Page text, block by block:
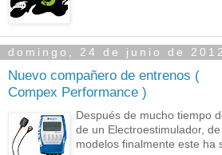
domingo, 24 de junio de 2012
Nuevo compañero de entrenos (
Compex Performance )
Después de mucho tiempo
de un Electroestimulador,
modelos finalmente este ha